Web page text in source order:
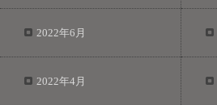
2022年6月
2022年4月